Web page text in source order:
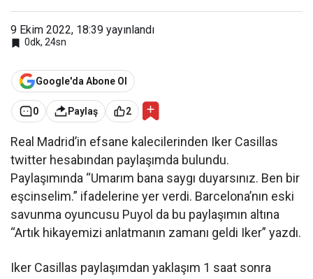
9 Ekim 2022, 18:39 yayınlandı
0dk, 24sn
Google'da Abone Ol
0 Paylaş 2
Real Madrid’in efsane kalecilerinden Iker Casillas
twitter hesabından paylaşımda bulundu.
Paylaşımında “Umarım bana saygı duyarsınız. Ben bir
eşcinselim.” ifadelerine yer verdi. Barcelona’nın eski
savunma oyuncusu Puyol da bu paylaşımın altına
“Artık hikayemizi anlatmanın zamanı geldi Iker” yazdı.
Iker Casillas paylaşımdan yaklaşım 1 saat sonra